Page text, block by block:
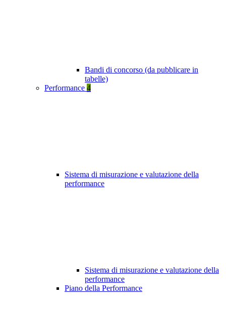
Bandi di concorso (da pubblicare in
tabelle)
Performance 4
Sistema di misurazione e valutazione della
performance
Sistema di misurazione e valutazione della
performance
Piano della Performance